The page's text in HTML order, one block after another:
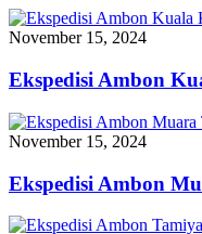
November 15, 2024
Ekspedisi Ambon
November 15, 2024
Ekspedisi Ambon